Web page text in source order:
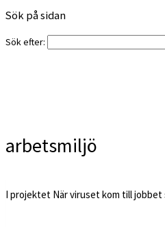
Sök på sidan
Sök efter:
arbetsmiljö
I projektet När viruset kom till